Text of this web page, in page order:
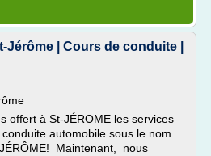
Jérôme | Cours de conduite |
offert à St-JÉROME les services
automobile sous le nom
Maintenant, nous